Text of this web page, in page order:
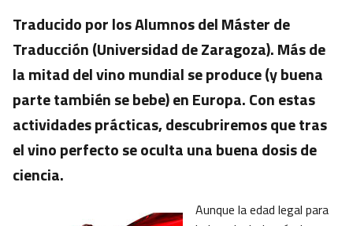
Traducido por los Alumnos del Máster de
Traducción (Universidad de Zaragoza). Más de
la mitad del vino mundial se produce (y buena
parte también se bebe) en Europa. Con estas
actividades prácticas, descubriremos que tras
el vino perfecto se oculta una buena dosis de
ciencia.
Aunque la edad legal para